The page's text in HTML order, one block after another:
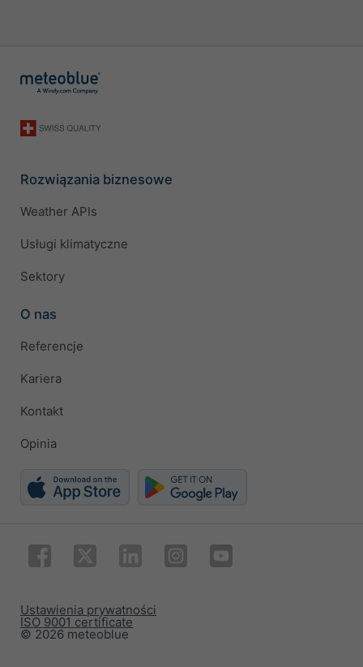
Rozwiązania biznesowe
Weather APIs
Usługi klimatyczne
Sektory
O nas
Referencje
Kariera
Kontakt
Opinia
© 2026 meteoblue
ISO 9001 certificate
Ustawienia prywatności